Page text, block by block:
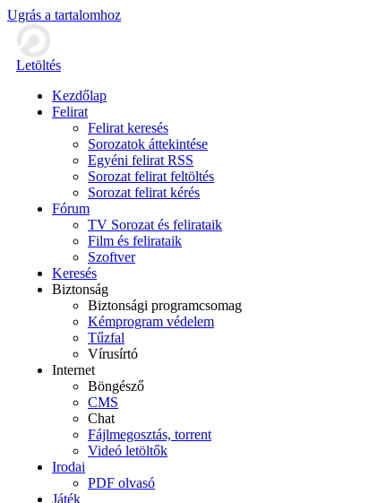
Ugrás a tartalomhoz
Letöltés
Kezdőlap
Felirat
Felirat keresés
Sorozatok áttekintése
Egyéni felirat RSS
Sorozat felirat feltöltés
Sorozat felirat kérés
Fórum
TV Sorozat és felirataik
Film és felirataik
Szoftver
Keresés
Biztonság
Biztonsági programcsomag
Kémprogram védelem
Tűzfal
Vírusírtó
Internet
Böngésző
CMS
Chat
Fájlmegosztás, torrent
Videó letöltők
Irodai
PDF olvasó
Játék